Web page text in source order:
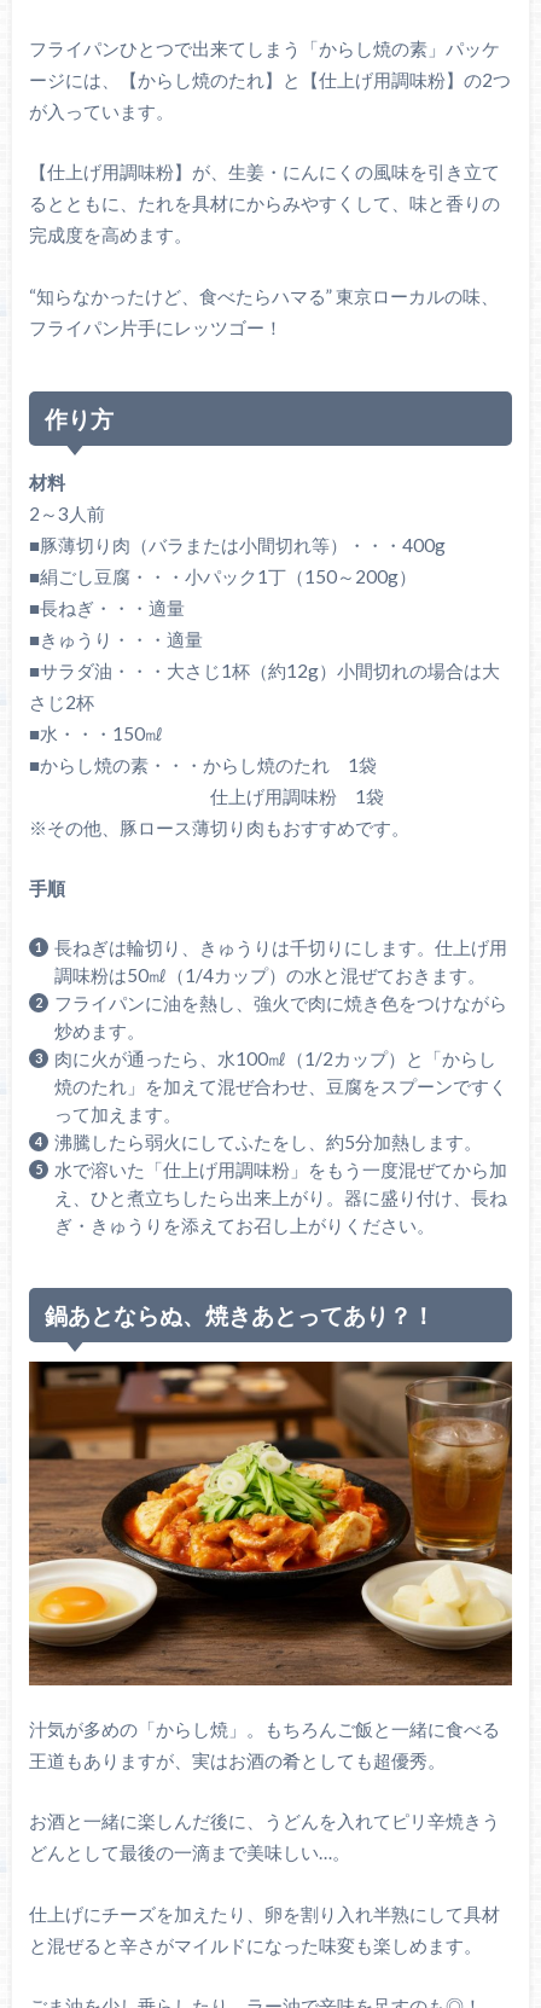
フライパンひとつで出来てしまう「からし焼の素」パッケ
ージには、【からし焼のたれ】と【仕上げ用調味粉】の2つ
が入っています。
【仕上げ用調味粉】が、生姜・にんにくの風味を引き立て
るとともに、たれを具材にからみやすくして、味と香りの
完成度を高めます。
“知らなかったけど、食べたらハマる” 東京ローカルの味、
フライパン片手にレッツゴー！
作り方
材料
2～3人前
■豚薄切り肉（バラまたは小間切れ等）・・・400g
■絹ごし豆腐・・・小パック1丁（150～200g）
■長ねぎ・・・適量
■きゅうり・・・適量
■サラダ油・・・大さじ1杯（約12g）小間切れの場合は大
さじ2杯
■水・・・150㎖
■からし焼の素・・・からし焼のたれ 1袋
仕上げ用調味粉 1袋
※その他、豚ロース薄切り肉もおすすめです。
手順
長ねぎは輪切り、きゅうりは千切りにします。仕上げ用
調味粉は50㎖（1/4カップ）の水と混ぜておきます。
フライパンに油を熱し、強火で肉に焼き色をつけながら
炒めます。
肉に火が通ったら、水100㎖（1/2カップ）と「からし
焼のたれ」を加えて混ぜ合わせ、豆腐をスプーンですく
って加えます。
沸騰したら弱火にしてふたをし、約5分加熱します。
水で溶いた「仕上げ用調味粉」をもう一度混ぜてから加
え、ひと煮立ちしたら出来上がり。器に盛り付け、長ね
ぎ・きゅうりを添えてお召し上がりください。
鍋あとならぬ、焼きあとってあり？！
汁気が多めの「からし焼」。もちろんご飯と一緒に食べる
王道もありますが、実はお酒の肴としても超優秀。
お酒と一緒に楽しんだ後に、うどんを入れてピリ辛焼きう
どんとして最後の一滴まで美味しい…。
仕上げにチーズを加えたり、卵を割り入れ半熟にして具材
と混ぜると辛さがマイルドになった味変も楽しめます。